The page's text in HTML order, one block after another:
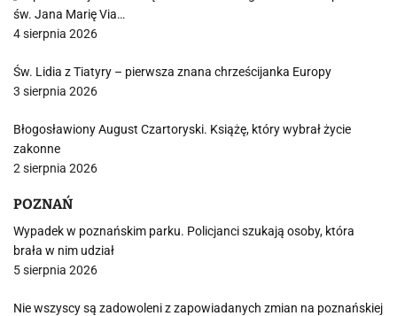
św. Jana Marię Via…
4 sierpnia 2026
Św. Lidia z Tiatyry – pierwsza znana chrześcijanka Europy
3 sierpnia 2026
Błogosławiony August Czartoryski. Książę, który wybrał życie
zakonne
2 sierpnia 2026
POZNAŃ
Wypadek w poznańskim parku. Policjanci szukają osoby, która
brała w nim udział
5 sierpnia 2026
Nie wszyscy są zadowoleni z zapowiadanych zmian na poznańskiej